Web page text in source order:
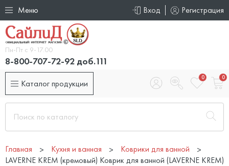
Меню Вход Регистрация
Пн-Пт с 9-17.00
8-800-707-72-92 доб.111
Каталог продукции
0 0
Главная Кухня и ванная
Коврики для ванной
LAVERNE KREM (кремовый) Коврик для ванной (LAVERNE KREM)